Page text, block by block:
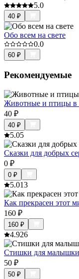
5.0
40 ₽
Обо всем на свете
0.0
60 ₽
Рекомендуемые
Животные и птицы в
40 ₽
40 ₽
5.05
Сказки для добрых
0 ₽
0 ₽
5.013
Как прекрасен этот
160 ₽
160 ₽
4.926
Стишки для малышки
50 ₽
50 ₽